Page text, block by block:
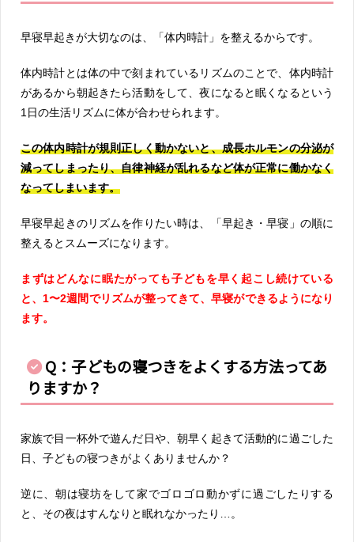
早寝早起きが大切なのは、「体内時計」を整えるからです。
体内時計とは体の中で刻まれているリズムのことで、体内時計
があるから朝起きたら活動をして、夜になると眠くなるという
1日の生活リズムに体が合わせられます。
この体内時計が規則正しく動かないと、成長ホルモンの分泌が
減ってしまったり、自律神経が乱れるなど体が正常に働かなく
なってしまいます。
早寝早起きのリズムを作りたい時は、「早起き・早寝」の順に
整えるとスムーズになります。
まずはどんなに眠たがっても子どもを早く起こし続けている
と、1〜2週間でリズムが整ってきて、早寝ができるようになり
ます。
Q：子どもの寝つきをよくする方法ってあ
りますか？
家族で目一杯外で遊んだ日や、朝早く起きて活動的に過ごした
日、子どもの寝つきがよくありませんか？
逆に、朝は寝坊をして家でゴロゴロ動かずに過ごしたりする
と、その夜はすんなりと眠れなかったり…。